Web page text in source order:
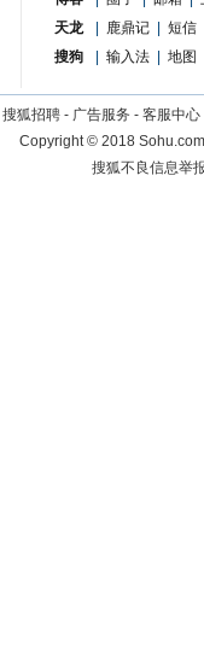
天龙
鹿鼎记
短信
搜狗
输入法 地图
搜狐招聘 - 广告服务 - 客服中心
Copyright©2018
搜狐不良信息举